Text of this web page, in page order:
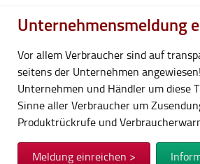
Unternehmensmeldung
Vor allem Verbraucher sind auf
seitens der Unternehmen
Unternehmen und Händler um diese
Sinne aller Verbraucher um
Produktrückrufe und
Meldung einreichen >